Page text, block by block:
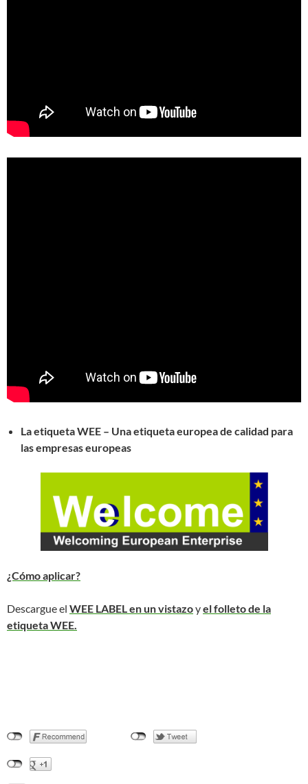
La etiqueta WEE – Una etiqueta europea de calidad para
las empresas europeas
¿Cómo aplicar?
Descargue el WEE LABEL en un vistazoyel folleto de la
etiqueta WEE.